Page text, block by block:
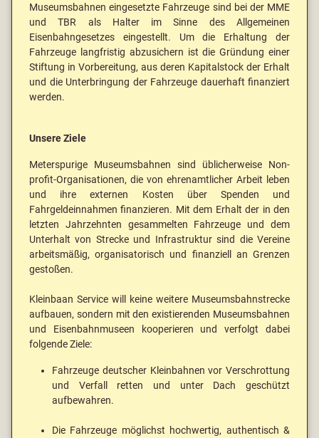
Museumsbahnen eingesetzte Fahrzeuge sind bei der MME
und TBR als Halter im Sinne des Allgemeinen
Eisenbahngesetzes eingestellt. Um die Erhaltung der
Fahrzeuge langfristig abzusichern ist die Gründung einer
Stiftung in Vorbereitung, aus deren Kapitalstock der Erhalt
und die Unterbringung der Fahrzeuge dauerhaft finanziert
werden.
Unsere Ziele
Meterspurige Museumsbahnen sind üblicherweise Non-
profit-Organisationen, die von ehrenamtlicher Arbeit leben
und ihre externen Kosten über Spenden und
Fahrgeldeinnahmen finanzieren. Mit dem Erhalt der in den
letzten Jahrzehnten gesammelten Fahrzeuge und dem
Unterhalt von Strecke und Infrastruktur sind die Vereine
arbeitsmäßig, organisatorisch und finanziell an Grenzen
gestoßen.
Kleinbaan Service will keine weitere Museumsbahnstrecke
aufbauen, sondern mit den existierenden Museumsbahnen
und Eisenbahnmuseen kooperieren und verfolgt dabei
folgende Ziele:
Fahrzeuge deutscher Kleinbahnen vor Verschrottung
und Verfall retten und unter Dach geschützt
aufbewahren.
Die Fahrzeuge möglichst hochwertig, authentisch &